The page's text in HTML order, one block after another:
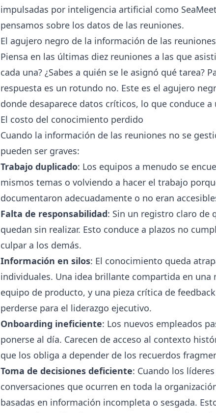
impulsadas por inteligencia artificial como
pensamos sobre los datos de las reuniones.
El agujero negro de la información de las reuniones
Piensa en las últimas diez reuniones a las que
cada una? ¿Sabes a quién se le asignó qué tarea?
respuesta es un rotundo no. Este es el agujero
donde desaparece datos críticos, lo que conduce
El costo del conocimiento perdido
Cuando la información de las reuniones no se
pueden ser graves:
Trabajo duplicado: Los equipos a menudo se
mismos temas o volviendo a hacer el trabajo
documentaron adecuadamente o no eran
Falta de responsabilidad: Sin un registro claro de
quedan sin realizar. Esto conduce a plazos no
culpar a los demás.
Información en silos: El conocimiento queda
individuales. Una idea brillante compartida en
equipo de producto, y una pieza crítica de
perderse para el liderazgo ejecutivo.
Onboarding ineficiente: Los nuevos empleados
ponerse al día. Carecen de acceso al contexto
que los obliga a depender de los recuerdos
Toma de decisiones deficiente: Cuando los
conversaciones que ocurren en toda la
basadas en información incompleta o sesgada.